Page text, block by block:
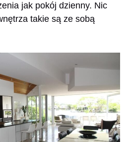
jak pokój dzienny. Nic
takie są ze sobą